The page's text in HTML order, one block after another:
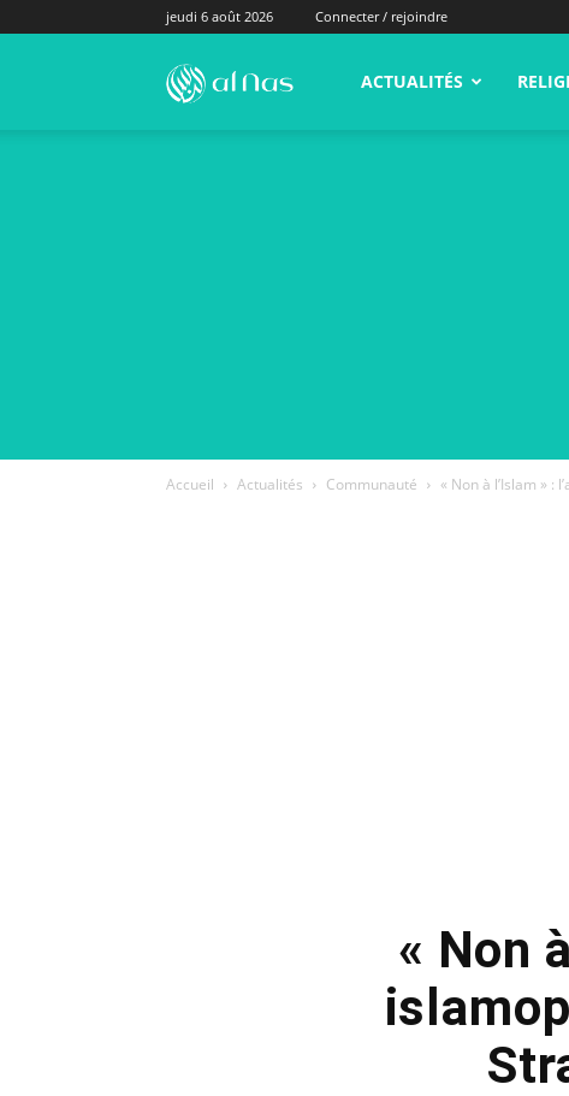
jeudi 6 août 2026 Connecter / rejoindre
alNas.fr ACTUALITÉS
Accueil Actualités Communauté « Non à l’Islam » :
« Non